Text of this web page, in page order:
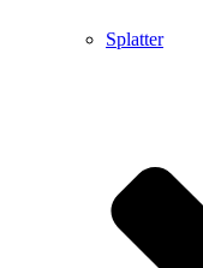
Splatter